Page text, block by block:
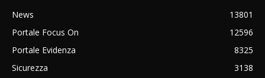
News
13801
Portale Focus On
12596
Portale Evidenza
8325
Sicurezza
3138